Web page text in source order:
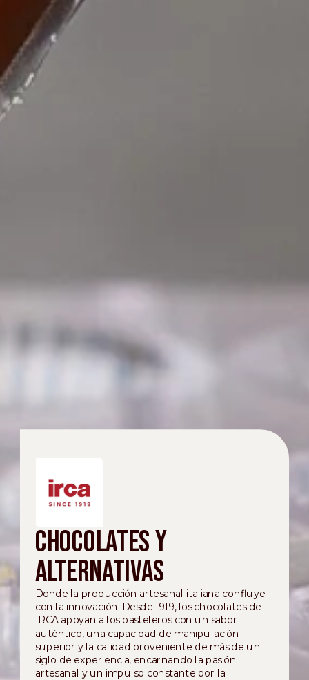
Chocolates y
Alternativas
Donde la producción artesanal italiana confluye
con la innovación. Desde 1919, los chocolates de
IRCA apoyan a los pasteleros con un sabor
auténtico, una capacidad de manipulación
superior y la calidad proveniente de más de un
siglo de experiencia, encarnando la pasión
artesanal y un impulso constante por la